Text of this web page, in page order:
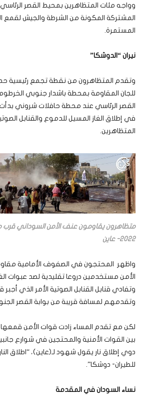
وواجه مئات المتظاهرين بمحيط القصر
المشتركة المكونة من الشرطة والجيش لقمع
المستمرة.
نيران “الدوشكا”
وتقدم المتظاهرون من نقطة تجمع رئيسية
للجان المقاومة بمحطة باشدار جنوبي
القصر الرئاسي عند محطة حافلات شروني بدأت
في إطلاق الغاز المسيل للدموع والقنابل
المتظاهرين.
2022- عاين
واظهر المحتجون في الصفوف الأمامية
الأمن مستخدمين دروعا تقليدية لصد عبوات
وتفادي قنابل القنابل الصوتية الأمر الذي أجبر
وتقدمهم لمسافة قريبة من بوابة القصر
لكن مع تقدم المساء زادت قوات الأمن
بين القوات الأمنية والمحتجين في شوارع
دوي إطلاق نار يقول شهود لـ(عاين)، “اطلاق
للطيران- دوشكا”.
نساء السودان في المقدمة